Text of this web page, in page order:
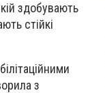
здобувають
стійкі
з